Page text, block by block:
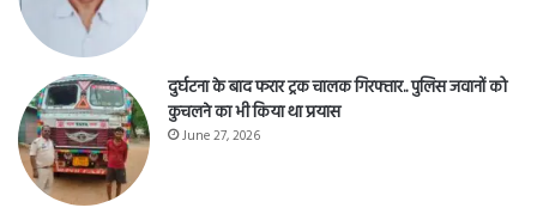
दुर्घटना के बाद फरार ट्रक चालक गिरफ्तार.. पुलिस जवानों को
कुचलने का भी किया था प्रयास
June 27, 2026